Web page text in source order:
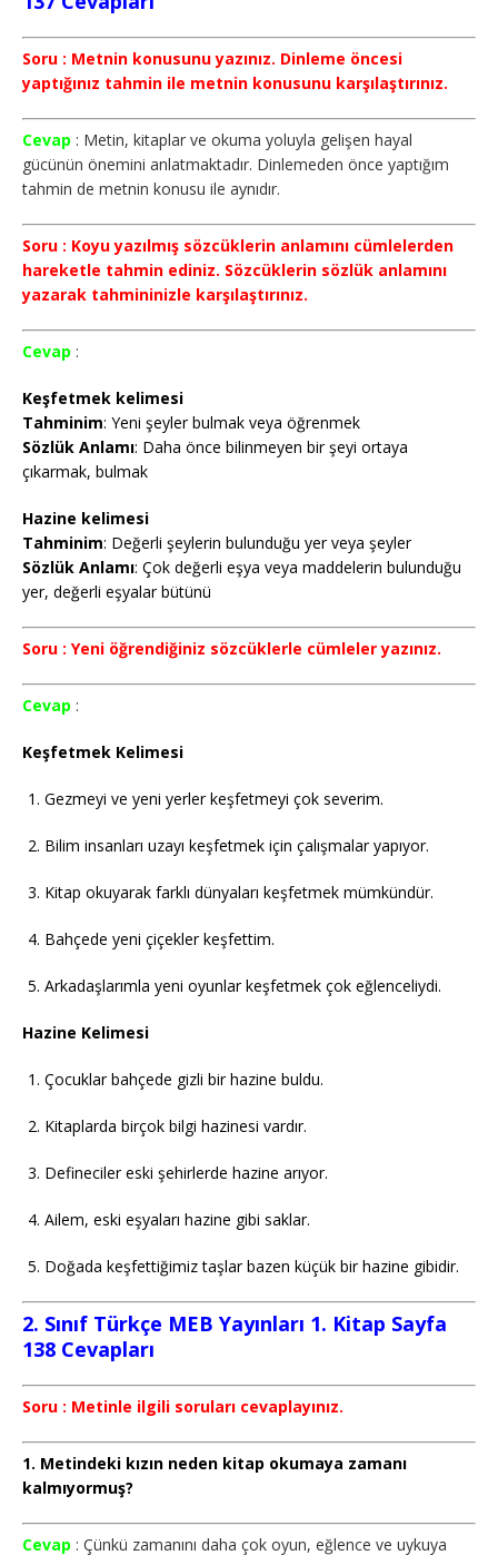
Soru : Metnin konusunu yazınız. Dinleme öncesi
yaptığınız tahmin ile metnin konusunu karşılaştırınız.
Cevap : Metin, kitaplar ve okuma yoluyla gelişen hayal
gücünün önemini anlatmaktadır. Dinlemeden önce yaptığım
tahmin de metnin konusu ile aynıdır.
Soru : Koyu yazılmış sözcüklerin anlamını cümlelerden
hareketle tahmin ediniz. Sözcüklerin sözlük anlamını
yazarak tahmininizle karşılaştırınız.
Cevap :
Keşfetmek kelimesi
Tahminim: Yeni şeyler bulmak veya öğrenmek
Sözlük Anlamı: Daha önce bilinmeyen bir şeyi ortaya
çıkarmak, bulmak
Hazine kelimesi
Tahminim: Değerli şeylerin bulunduğu yer veya şeyler
Sözlük Anlamı: Çok değerli eşya veya maddelerin bulunduğu
yer, değerli eşyalar bütünü
Soru : Yeni öğrendiğiniz sözcüklerle cümleler yazınız.
Cevap :
Keşfetmek Kelimesi
Gezmeyi ve yeni yerler keşfetmeyi çok severim.
Bilim insanları uzayı keşfetmek için çalışmalar yapıyor.
Kitap okuyarak farklı dünyaları keşfetmek mümkündür.
Bahçede yeni çiçekler keşfettim.
Arkadaşlarımla yeni oyunlar keşfetmek çok eğlenceliydi.
Hazine Kelimesi
Çocuklar bahçede gizli bir hazine buldu.
Kitaplarda birçok bilgi hazinesi vardır.
Defineciler eski şehirlerde hazine arıyor.
Ailem, eski eşyaları hazine gibi saklar.
Doğada keşfettiğimiz taşlar bazen küçük bir hazine gibidir.
2. Sınıf Türkçe MEB Yayınları 1. Kitap Sayfa
138 Cevapları
Soru : Metinle ilgili soruları cevaplayınız.
1. Metindeki kızın neden kitap okumaya zamanı
kalmıyormuş?
Cevap : Çünkü zamanını daha çok oyun, eğlence ve uykuya